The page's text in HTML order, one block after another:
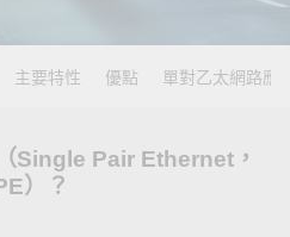
主要特性 優點 單對乙太網路應
Single Pair Ethernet，
）？